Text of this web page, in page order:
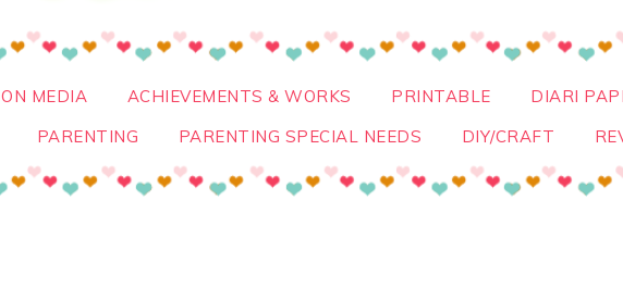
ON MEDIA ACHIEVEMENTS & WORKS PRINTABLE DIARI
PARENTING PARENTING SPECIAL NEEDS DIY/CRAFT